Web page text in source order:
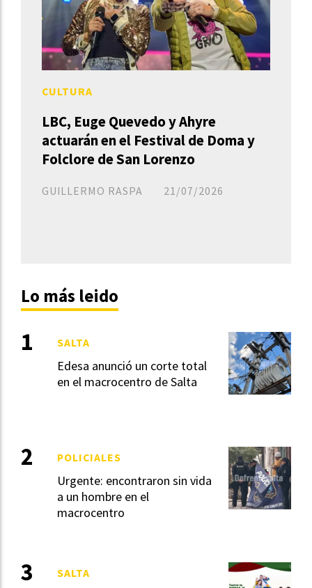
LBC, Euge Quevedo y Ahyre
actuarán en el Festival de Doma y
Folclore de San Lorenzo
GUILLERMO RASPA
CULTURA
21/07/2026
Lo más leido
Edesa anunció un corte total
en el macrocentro de Salta
SALTA
Urgente: encontraron sin vida
a un hombre en el
macrocentro
POLICIALES
SALTA